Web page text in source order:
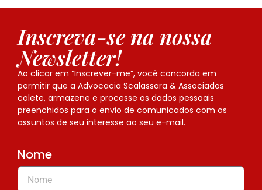
Inscreva-se na nossa
Newsletter!
Ao clicar em “Inscrever-me”, você concorda em
permitir que a Advocacia Scalassara & Associados
colete, armazene e processe os dados pessoais
preenchidos para o envio de comunicados com os
assuntos de seu interesse ao seu e-mail.
Nome